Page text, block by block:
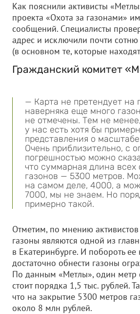
Как пояснили активисты
проекта «Охота за газонами»
сообщений. Специалисты
адрес и исключили почти сотню
(в основном те, которые
Гражданский комитет
— Карта не претендует на
наверняка еще много
не отмечены. Тем не
у нас есть хотя бы
представления о
Очень приблизительно, с
погрешностью можно
что суммарная длина всех
газонов — 5300 метров.
на самом деле, 4000, а
7000, мы не знаем. Но
примерно такой.
Отметим, по мнению активистов
газоны являются одной из
в Екатеринбурге. И побороть
достаточно обнести газоны
По данным «Метлы», один метр
стоит порядка 1,5 тыс. рублей.
что на закрытие 5300 метров
около 8 млн рублей.